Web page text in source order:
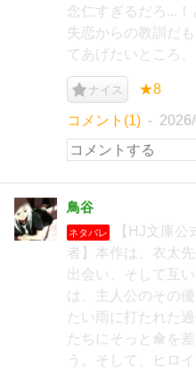
念仁すぎるだろ...
失恋からの教訓だ
てあげたいところ。
ナイス ★8
コメント(1)
鳥谷
ネタバレ
【HJ文庫
者】本作は、衣太
出会い、そして互
は、主人公のその
たい雨に打たれた
たちにそっと傘を
う。そして、ヒロ